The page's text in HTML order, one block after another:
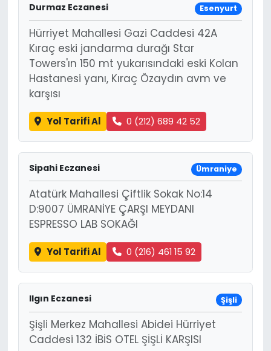
Durmaz Eczanesi Esenyurt
Hürriyet Mahallesi Gazi Caddesi 42A
Kıraç eski jandarma durağı Star
Towers'ın 150 mt yukarısındaki eski Kolan
Hastanesi yanı, Kıraç Özaydın avm ve
karşısı
Yol Tarifi Al 0 (212) 689 42 52
Sipahi Eczanesi Ümraniye
Atatürk Mahallesi Çiftlik Sokak No:14
D:9007 ÜMRANİYE ÇARŞI MEYDANI
ESPRESSO LAB SOKAĞI
Yol Tarifi Al 0 (216) 461 15 92
Ilgın Eczanesi Şişli
Şişli Merkez Mahallesi Abidei Hürriyet
Caddesi 132 İBİS OTEL ŞİŞLİ KARŞISI